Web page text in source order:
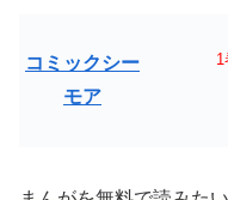
コミックシー
モア